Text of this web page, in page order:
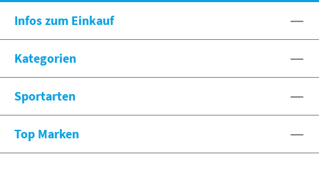
eshop@spexx.org
Infos zum Einkauf
Kategorien
Sportarten
Top Marken